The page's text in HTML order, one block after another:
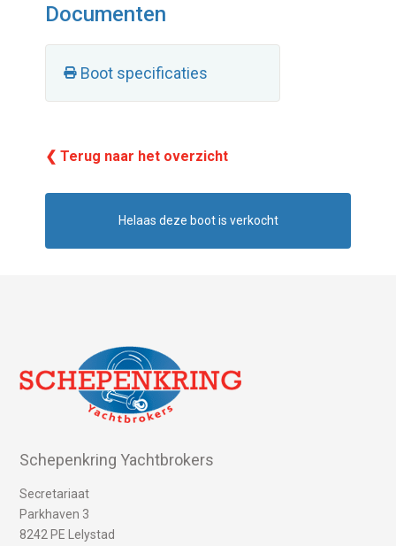
Documenten
Boot specificaties
❮ Terug naar het overzicht
Helaas deze boot is verkocht
Schepenkring Yachtbrokers
Secretariaat
Parkhaven 3
8242 PE Lelystad